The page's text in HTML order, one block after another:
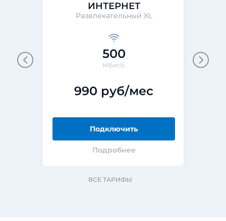
ИНТЕРНЕТ
Развлекательный XL
500
Мбит/с
990 руб/мес
Подключить
Подробнее
ВСЕ ТАРИФЫ